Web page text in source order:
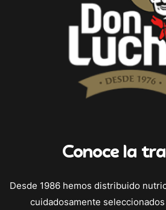
Conoce la
Desde 1986 hemos distribuido
cuidadosamente